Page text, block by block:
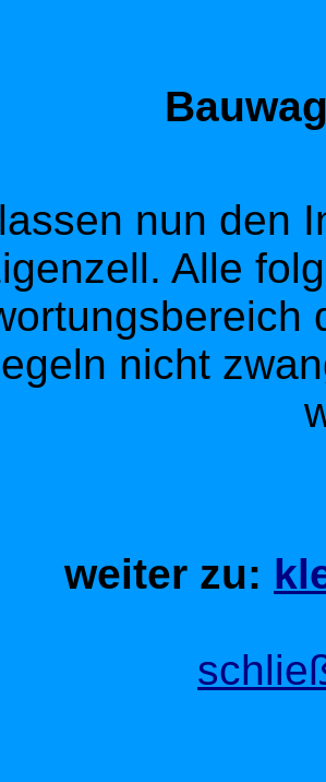
nun den
Alle
nicht
weiter zu: